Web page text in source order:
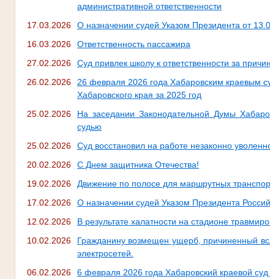
административной ответственности
17.03.2026
О назначении судей Указом Президента от
16.03.2026
Ответственность пассажира
27.02.2026
Суд привлек школу к ответственности за
26.02.2026
26 февраля 2026 года Хабаровским краевым
Хабаровского края за 2025 год
25.02.2026
На заседании Законодательной Думы
судью
25.02.2026
Суд восстановил на работе незаконно
20.02.2026
C Днем защитника Отечества!
19.02.2026
Движение по полосе для маршрутных
17.02.2026
О назначении судей Указом Президента
12.02.2026
В результате халатности на стадионе
10.02.2026
Гражданину возмещен ущерб, причиненный
электросетей.
06.02.2026
6 февраля 2026 года Хабаровский краевой